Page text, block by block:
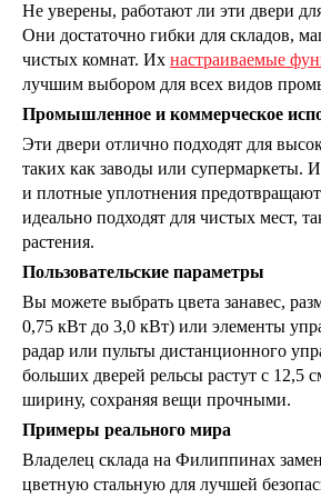
Не уверены, работают ли эти двери
Они достаточно гибки для складов,
чистых комнат. Их настраиваемые
лучшим выбором для всех видов
Промышленное и коммерческое
Эти двери отлично подходят для
таких как заводы или супермаркеты.
и плотные уплотнения
идеально подходят для чистых мест,
растения.
Пользовательские параметры
Вы можете выбрать цвета занавес,
0,75 кВт до 3,0 кВт) или элементы
радар или пульты дистанционного
больших дверей рельсы растут с 12,5
ширину, сохраняя вещи прочными.
Примеры реального мира
Владелец склада на Филиппинах
цветную стальную для лучшей